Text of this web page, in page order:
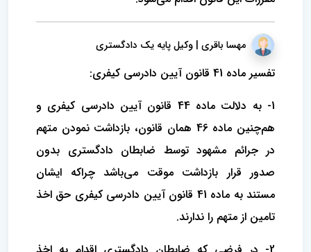
مهسا باقری | وکیل پایه یک دادگستری
تفسیر ماده 41 قانون آیین دادرسی کیفری:
1- به دلالت ماده 44 قانون آیین دادرسی کیفری و
هم‌چنین ماده 46 همان قانون، بازداشت نمودن متهم
در جرائم مشهود توسط ضابطان دادگستری بدون
صدور قرار بازداشت موقت می‌باشد چراکه ایشان
مستند به ماده 41 قانون آیین دادرسی کیفری حق اخذ
تامین از متهم را ندارند.